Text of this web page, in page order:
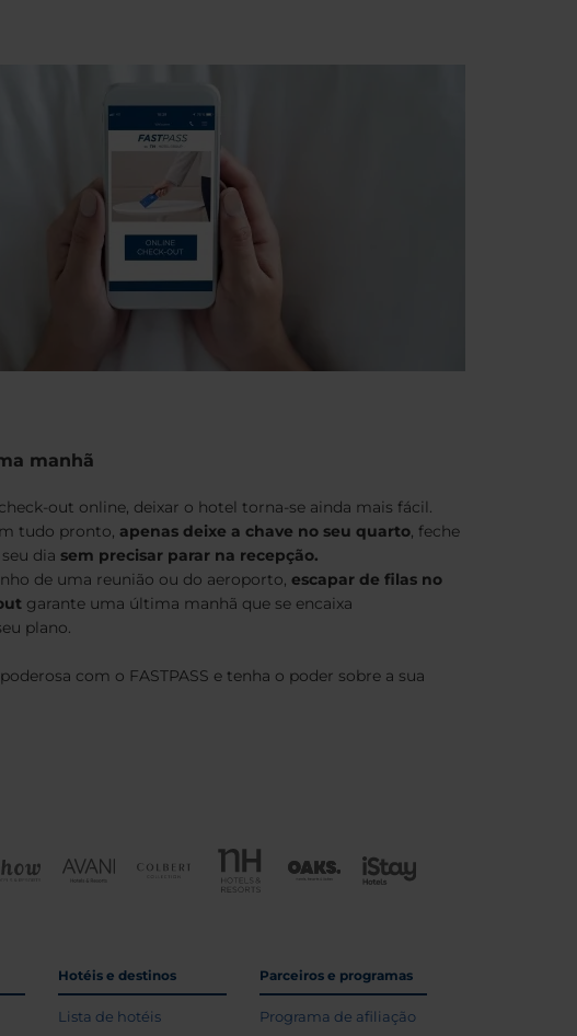
manhã
out online, deixar o hotel torna-se ainda mais fácil.
tudo pronto, apenas deixe a chave no seu quarto, feche
dia sem precisar parar na recepção.
de uma reunião ou do aeroporto, escapar de filas no
garante uma última manhã que se encaixa
plano.
com o FASTPASS e tenha o poder sobre a sua
Hotéis e destinos
Lista de hotéis
Parceiros e programas
Programa de afiliação